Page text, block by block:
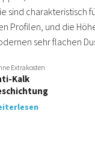
sind charakteristisch
Profilen, und die
sehr flachen
Extrakosten
Kalk